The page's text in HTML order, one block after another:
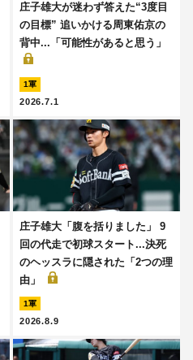
庄子雄大が迷わず答えた“3度目
の目標” 追いかける周東佑京の
背中...「可能性があると思う」
1軍
2026.7.1
庄子雄大「腹を括りました」 9
回の代走で初球スタート...決死
のヘッスラに隠された「2つの理
由」
1軍
2026.8.9